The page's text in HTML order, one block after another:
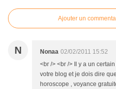
Ajouter un
N Nonaa 02/02/2011 15:52
<br /> <br /> Il y a un
votre blog et je dois dire
horoscope , voyance